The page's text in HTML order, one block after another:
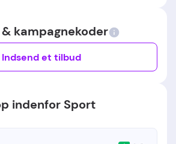
kampagnekoder
Indsend et tilbud
indenfor Sport